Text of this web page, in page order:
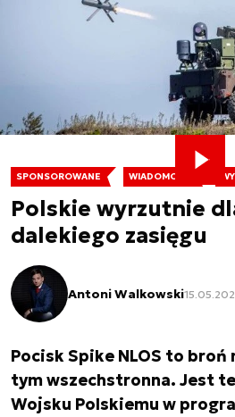
SPONSOROWANE WIADOMOŚCI
Polskie wyrzutnie
dalekiego zasięgu
Antoni Walkowski
Pocisk Spike NLOS to broń
tym wszechstronna. Jest
Wojsku Polskiemu w